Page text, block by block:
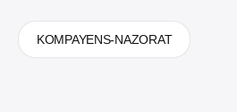
KOMPAYENS-NAZORAT